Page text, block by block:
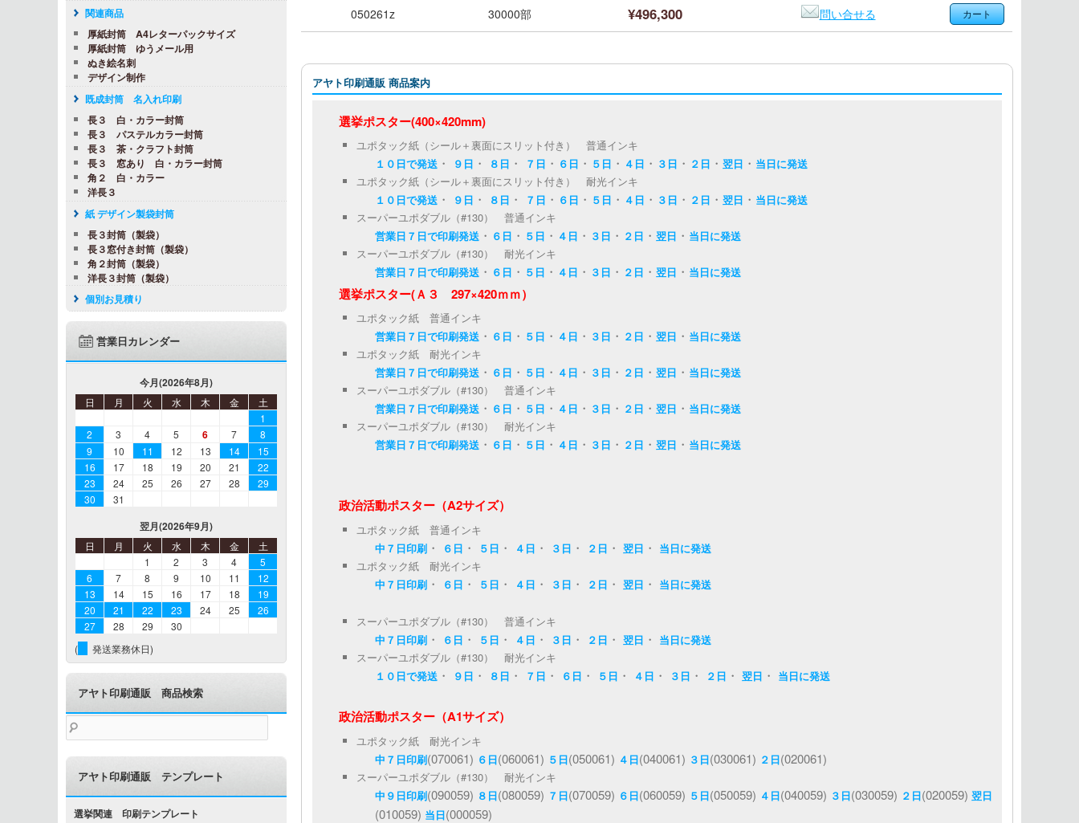
050261z 30000部 ¥496,300 問い合せる
アヤト印刷通販 商品案内
選挙ポスター(400×420mm)
ユポタック紙（シール＋裏面にスリット付き） 普通インキ
１０日で発送・ ９日 ・ ８日 ・ ７日 ・ ６日 ・ ５日 ・ ４日 ・ ３日 ・ ２日 ・ 翌日 ・ 当日に発送
ユポタック紙（シール＋裏面にスリット付き） 耐光インキ
１０日で発送・ ９日 ・ ８日 ・ ７日 ・ ６日 ・ ５日 ・ ４日 ・ ３日 ・ ２日 ・ 翌日 ・ 当日に発送
スーパーユポダブル（#130） 普通インキ
営業日７日で印刷発送・ ６日 ・ ５日 ・ ４日 ・ ３日 ・ ２日 ・ 翌日 ・ 当日に発送
スーパーユポダブル（#130） 耐光インキ
営業日７日で印刷発送・ ６日 ・ ５日 ・ ４日 ・ ３日 ・ ２日 ・ 翌日 ・ 当日に発送
選挙ポスター(Ａ３ 297×420ｍｍ）
ユポタック紙 普通インキ
営業日７日で印刷発送・ ６日 ・ ５日 ・ ４日 ・ ３日 ・ ２日 ・ 翌日 ・ 当日に発送
ユポタック紙 耐光インキ
営業日７日で印刷発送・ ６日 ・ ５日 ・ ４日 ・ ３日 ・ ２日 ・ 翌日 ・ 当日に発送
スーパーユポダブル（#130） 普通インキ
営業日７日で印刷発送・ ６日 ・ ５日 ・ ４日 ・ ３日 ・ ２日 ・ 翌日 ・ 当日に発送
スーパーユポダブル（#130） 耐光インキ
営業日７日で印刷発送・ ６日 ・ ５日 ・ ４日 ・ ３日 ・ ２日 ・ 翌日 ・ 当日に発送
政治活動ポスター（A2サイズ）
ユポタック紙 普通インキ
中７日印刷・ ６日 ・ ５日 ・ ４日 ・ ３日 ・ ２日 ・ 翌日 ・ 当日に発送
ユポタック紙 耐光インキ
中７日印刷・ ６日 ・ ５日 ・ ４日 ・ ３日 ・ ２日 ・ 翌日 ・ 当日に発送
スーパーユポダブル（#130） 普通インキ
中７日印刷・ ６日 ・ ５日 ・ ４日 ・ ３日 ・ ２日 ・ 翌日 ・ 当日に発送
スーパーユポダブル（#130） 耐光インキ
１０日で発送・ ９日 ・ ８日 ・ ７日 ・ ６日 ・ ５日 ・ ４日 ・ ３日 ・ ２日 ・ 翌日 ・ 当日に発送
政治活動ポスター（A1サイズ）
ユポタック紙 耐光インキ
中７日印刷(070061) ６日(060061) ５日(050061) ４日(040061) ３日(030061) ２日(020061)
スーパーユポダブル（#130） 耐光インキ
中９日印刷(090059) ８日(080059) ７日(070059) ６日(060059) ５日(050059) ４日(040059) ３日(030059) ２日(020059) 翌日
(010059) 当日(000059)
関連商品
厚紙封筒 A4レターパックサイズ
厚紙封筒 ゆうメール用
ぬき絵名刺
デザイン制作
既成封筒 名入れ印刷
長３ 白・カラー封筒
長３ パステルカラー封筒
長３ 茶・クラフト封筒
長３ 窓あり 白・カラー封筒
角２ 白・カラー
洋長３
紙 デザイン製袋封筒
長３封筒（製袋）
長３窓付き封筒（製袋）
角２封筒（製袋）
洋長３封筒（製袋）
個別お見積り
営業日カレンダー
今月(2026年8月)
日 月 火 水 木 金
土
1
2
3 4 5 6 7
8
9
10 11 12 13 14
15
16
17 18 19 20 21
22
23
24 25 26 27 28
29
30
31
翌月(2026年9月)
日 月 火 水 木 金
土
1
2 3 4
5
6
7 8 9 10 11
12
13
14 15 16 17 18
19
20
21 22 23 24 25
26
27
28 29
30
(
発送業務休日)
アヤト印刷通販 商品検索
検
索:
アヤト印刷通販 テンプレート
選挙関連 印刷テンプレート